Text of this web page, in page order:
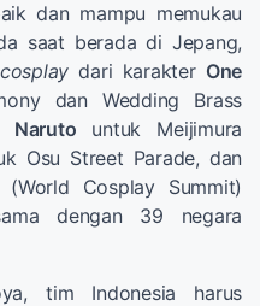
dan mampu memukau
saat berada di Jepang,
cosplay dari karakter One
dan Wedding Brass
Naruto untuk Meijimura
Osu Street Parade, dan
Cosplay Summit)
dengan 39 negara
tim Indonesia harus